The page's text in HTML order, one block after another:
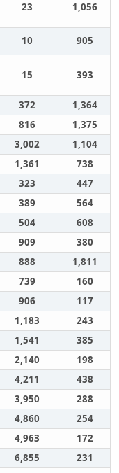
23 1,056
10 905
15 393
372
1,364
816
1,375
3,002
1,104
1,361
738
323
447
389
564
504
608
909
380
888
1,811
739
160
906
117
1,183
243
1,541
385
2,140
198
4,211
438
3,950
288
4,860
254
4,963
172
6,855
231